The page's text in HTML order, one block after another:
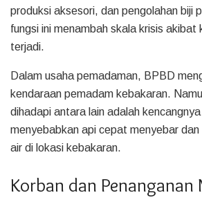
produksi aksesori, dan pengolahan biji
fungsi ini menambah skala krisis akibat
terjadi.
Dalam usaha pemadaman, BPBD
kendaraan pemadam kebakaran.
dihadapi antara lain adalah
menyebabkan api cepat menyebar dan
air di lokasi kebakaran.
Korban dan Penanganan